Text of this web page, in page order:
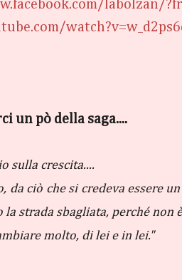
labolzan/
un pò della saga....
sulla crescita....
da ciò che si credeva essere
strada sbagliata, perché non
molto, di lei e in lei."